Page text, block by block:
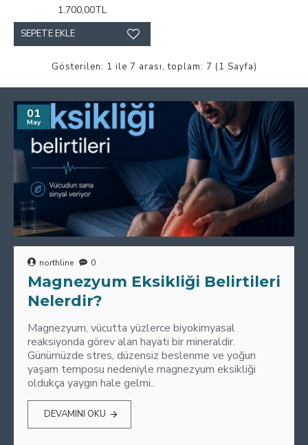
1.700,00TL
SEPETE EKLE
Gösterilen: 1 ile 7 arası, toplam: 7 (1 Sayfa)
01
May
northline 0
Magnezyum Eksikliği Belirtileri
Nelerdir?
Magnezyum, vücutta yüzlerce biyokimyasal
reaksiyonda görev alan hayati bir mineraldir.
Günümüzde stres, düzensiz beslenme ve yoğun
yaşam temposu nedeniyle magnezyum eksikliği
oldukça yaygın hale gelmi..
DEVAMINI OKU